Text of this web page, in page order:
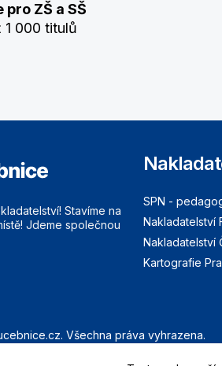
pro ZŠ a SŠ
1 000 titulů
Stavíme na
Jdeme společnou
SPN -
Nakladatelství
Nakladatelství
Kartografie
Všechna práva vyhrazena.